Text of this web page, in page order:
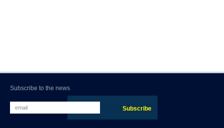
Subscribe to the news